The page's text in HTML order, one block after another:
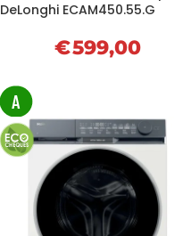
DeLonghi ECAM450.55.G
€599,00
A